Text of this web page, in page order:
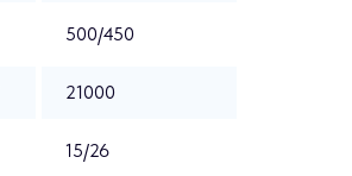
500/450
21000
15/26